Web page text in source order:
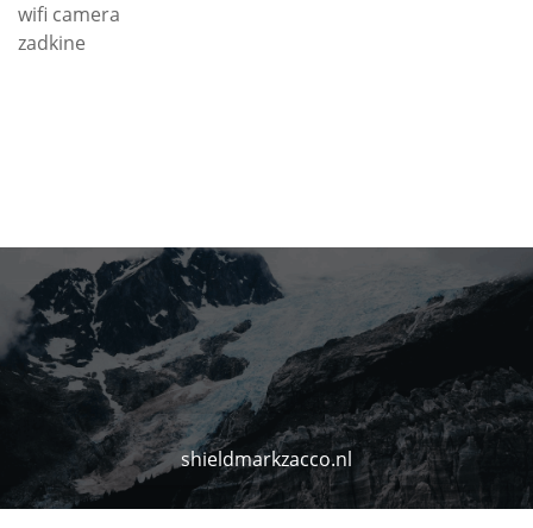
wifi camera
zadkine
shieldmarkzacco.nl